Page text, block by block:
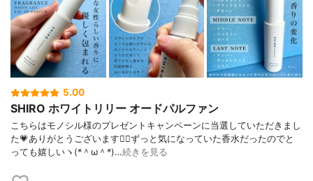
5.00
SHIRO ホワイトリリー オードパルファン
こちらはモノシル様のプレゼントキャンペーンに当選していただきまし
た💗ありがとうございます🙇‍♀️ずっと気になっていた香水だったのでと
っても嬉しいヽ(*＾ω＾*)…続きを見る